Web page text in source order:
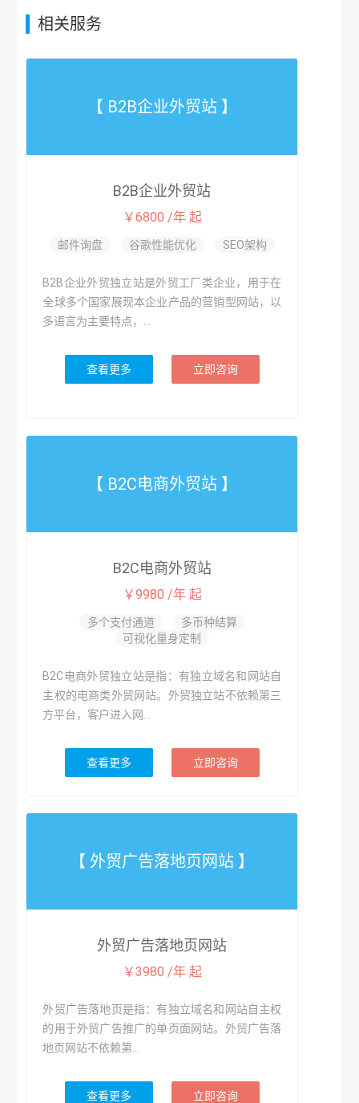
相关服务
【 B2B企业外贸站 】
B2B企业外贸站
￥6800 /年 起
邮件询盘 谷歌性能优化 SEO架构
B2B企业外贸独立站是外贸工厂类企业，用于在
全球多个国家展现本企业产品的营销型网站，以
多语言为主要特点，...
查看更多 立即咨询
【 B2C电商外贸站 】
B2C电商外贸站
￥9980 /年 起
多个支付通道
多币种结算
可视化量身定制
B2C电商外贸独立站是指：有独立域名和网站自
主权的电商类外贸网站。外贸独立站不依赖第三
方平台，客户进入网...
查看更多 立即咨询
【 外贸广告落地页网站 】
外贸广告落地页网站
￥3980 /年 起
外贸广告落地页是指：有独立域名和网站自主权
的用于外贸广告推广的单页面网站。外贸广告落
地页网站不依赖第...
查看更多 立即咨询